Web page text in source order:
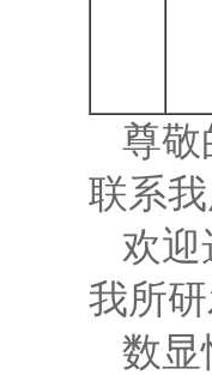
尊敬
联系
欢迎
我所
数显